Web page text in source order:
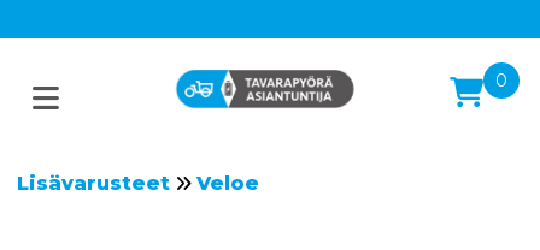
0
Lisävarusteet Veloe